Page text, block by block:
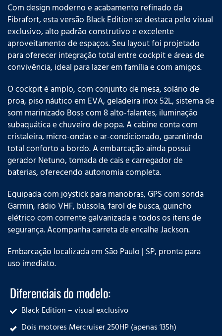
Com design moderno e acabamento refinado da
Fibrafort, esta versão Black Edition se destaca pelo visual
exclusivo, alto padrão construtivo e excelente
aproveitamento de espaços. Seu layout foi projetado
para oferecer integração total entre cockpit e áreas de
convivência, ideal para lazer em família e com amigos.
O cockpit é amplo, com conjunto de mesa, solário de
proa, piso náutico em EVA, geladeira inox 52L, sistema de
som marinizado Boss com 8 alto-falantes, iluminação
subaquática e chuveiro de popa. A cabine conta com
cristaleira, micro-ondas e ar-condicionado, garantindo
total conforto a bordo. A embarcação ainda possui
gerador Netuno, tomada de cais e carregador de
baterias, oferecendo autonomia completa.
Equipada com joystick para manobras, GPS com sonda
Garmin, rádio VHF, bússola, farol de busca, guincho
elétrico com corrente galvanizada e todos os itens de
segurança. Acompanha carreta de encalhe Jackson.
Embarcação localizada em São Paulo | SP, pronta para
uso imediato.
Diferenciais do modelo:
Black Edition – visual exclusivo
Dois motores Mercruiser 250HP (apenas 135h)